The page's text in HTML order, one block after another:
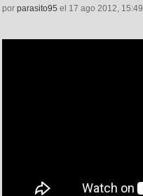
por parasito95 el 17 ago 2012, 15:49